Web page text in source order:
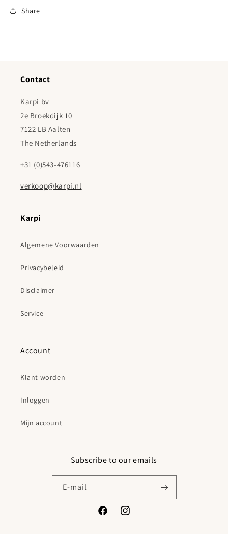
Share
Contact
Karpi bv
2e Broekdijk 10
7122 LB Aalten
The Netherlands
+31 (0)543-476116
verkoop@karpi.nl
Karpi
Algemene Voorwaarden
Privacybeleid
Disclaimer
Service
Account
Klant worden
Inloggen
Mijn account
Subscribe to our emails
E‑mail
FacebookInstagram